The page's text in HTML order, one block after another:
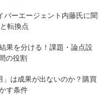
バーエージェント内藤氏に聞
転換点
果を分ける！課題・論点設
の役割
は成果が出ないのか？購買
す条件